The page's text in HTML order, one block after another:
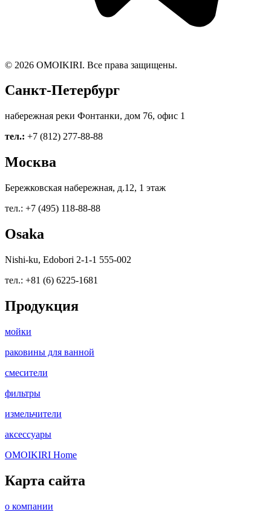
© 2026 OMOIKIRI. Все права защищены.
Санкт-Петербург
набережная реки Фонтанки, дом 76, офис 1
тел.: +7 (812) 277-88-88
Москва
Бережковская набережная, д.12, 1 этаж
тел.: +7 (495) 118-88-88
Osaka
Nishi-ku, Edobori 2-1-1 555-002
тел.: +81 (6) 6225-1681
Продукция
мойки
раковины для ванной
смесители
фильтры
измельчители
аксессуары
OMOIKIRI Home
Карта сайта
о компании